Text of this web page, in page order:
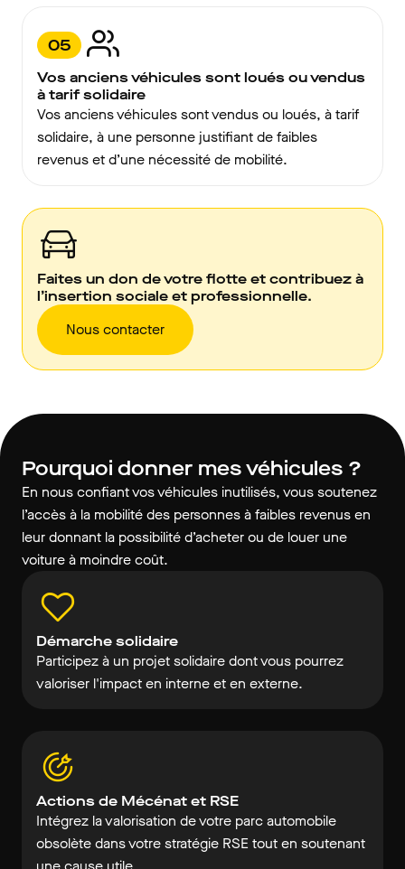
05
Vos anciens véhicules sont loués ou vendus
à tarif solidaire
Vos anciens véhicules sont vendus ou loués, à tarif
solidaire, à une personne justifiant de faibles
revenus et d’une nécessité de mobilité.
Faites un don de votre flotte et contribuez à
l’insertion sociale et professionnelle.
Nous contacter
Pourquoi donner mes véhicules ?
En nous confiant vos véhicules inutilisés, vous soutenez
l’accès à la mobilité des personnes à faibles revenus en
leur donnant la possibilité d’acheter ou de louer une
voiture à moindre coût.
Démarche solidaire
Participez à un projet solidaire dont vous pourrez
valoriser l'impact en interne et en externe.
Actions de Mécénat et RSE
Intégrez la valorisation de votre parc automobile
obsolète dans votre stratégie RSE tout en soutenant